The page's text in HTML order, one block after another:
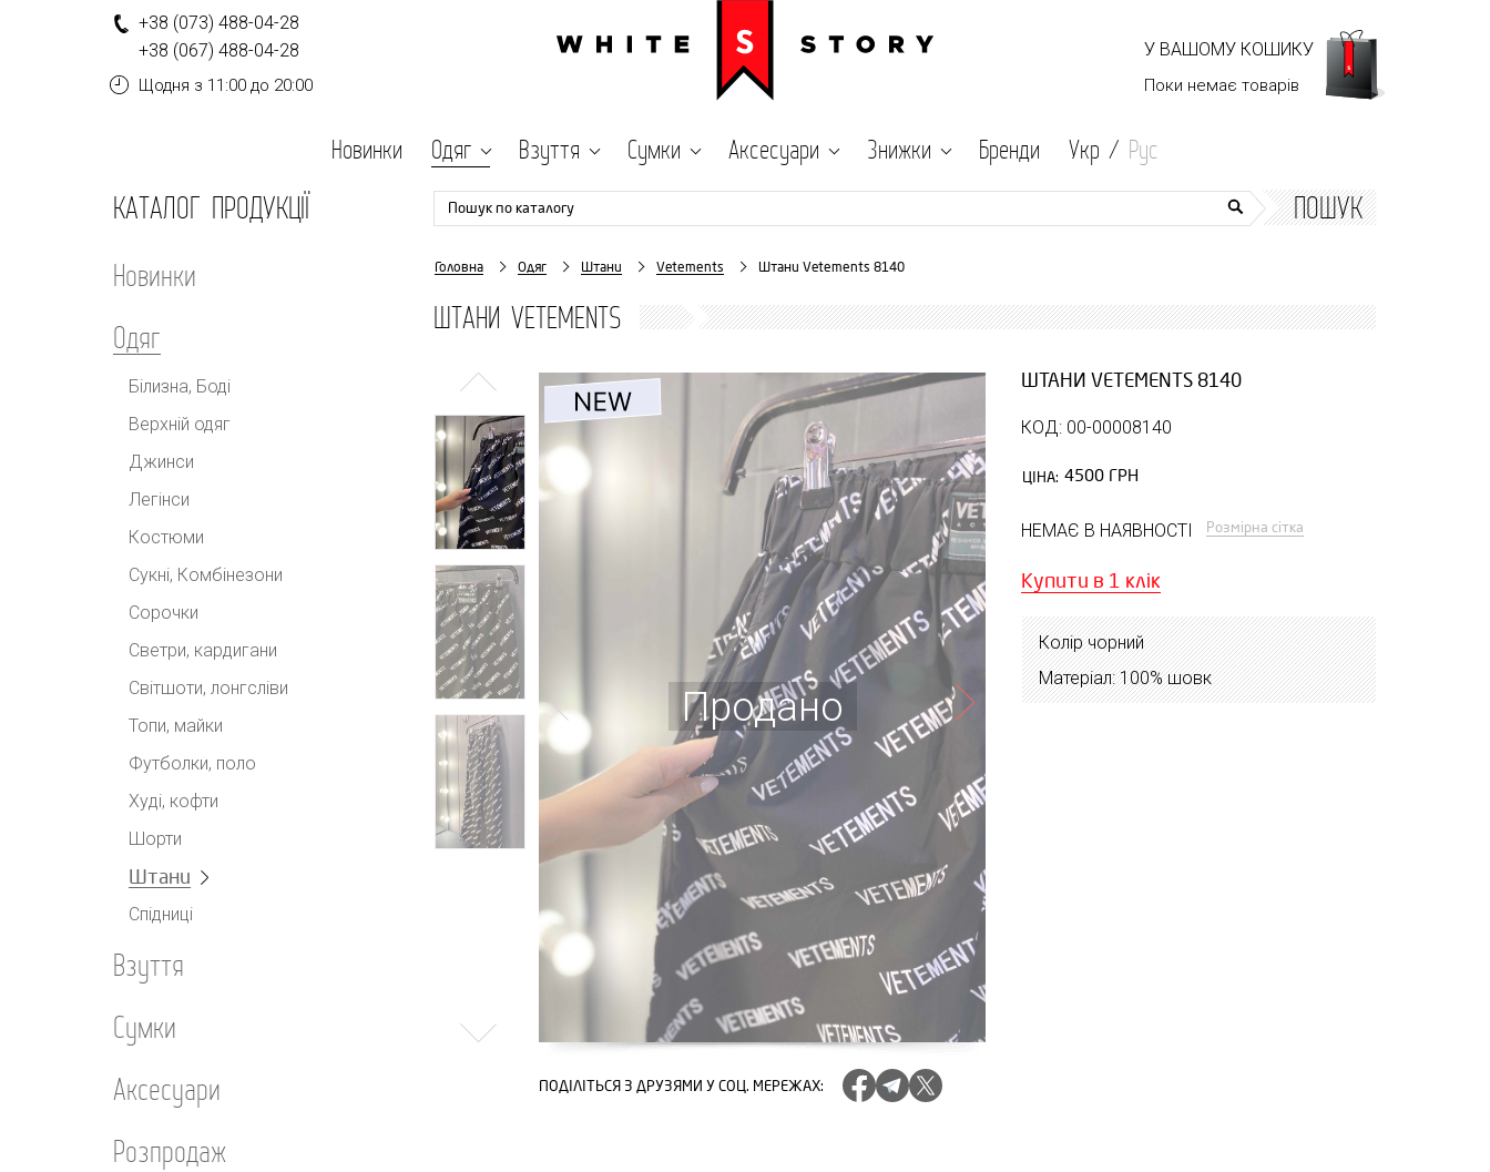
+38 (073) 488-04-28
+38 (067) 488-04-28
Щодня з 11:00 до 20:00
У ВАШОМУ КОШИКУ
Поки немає товарів
Новинки Одяг Взуття Сумки Аксесуари Знижки Бренди Укр / Рус
КАТАЛОГ ПРОДУКЦІЇ
Новинки
Одяг
Білизна, Боді
Верхній одяг
Джинси
Легінси
Костюми
Сукні, Комбінезони
Сорочки
Светри, кардигани
Світшоти, лонгсліви
Топи, майки
Футболки, поло
Худі, кофти
Шорти
Штани
Спідниці
Взуття
Сумки
Аксесуари
Розпродаж
Пошук по каталогу ПОШУК
Головна Одяг Штани Vetements Штани Vetements 8140
ШТАНИ VETEMENTS
Продано
ПОДІЛІТЬСЯ З ДРУЗЯМИ У СОЦ. МЕРЕЖАХ:
ШТАНИ VETEMENTS 8140
КОД: 00-00008140
ЦІНА: 4500 ГРН
НЕМАЄ В НАЯВНОСТІ Розмірна сітка
Купити в 1 клік
Колір чорний
Матеріал: 100% шовк